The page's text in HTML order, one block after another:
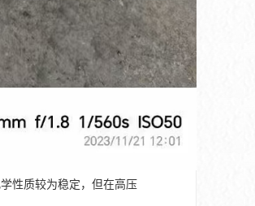
性质较为稳定，但在高压